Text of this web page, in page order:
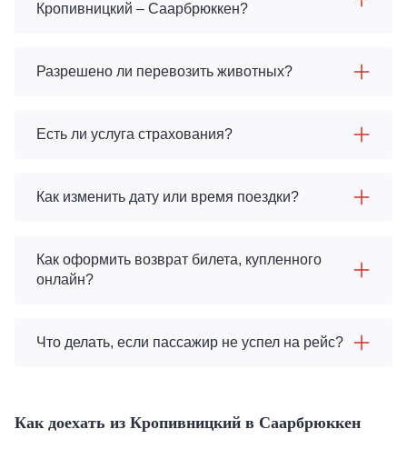
Кропивницкий – Саарбрюккен?
Разрешено ли перевозить животных?
Есть ли услуга страхования?
Как изменить дату или время поездки?
Как оформить возврат билета, купленного
онлайн?
Что делать, если пассажир не успел на рейс?
Как доехать из Кропивницкий в Саарбрюккен